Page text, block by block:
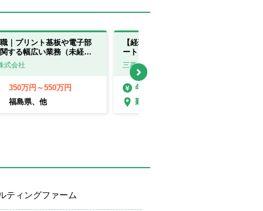
｜プリント基板や電子部
する幅広い業務（未経験
・滋賀県】
式会社
350万円～550万円
福島県、他
【経理（連結決算・制度会計）】リモ
ート・フレックスあり！／IFRS・M&A
業務を経験可／プライム上場
三菱ケミカル株式会社
年収
勤務地
ティングファーム